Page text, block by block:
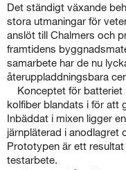
Det ständigt växande
stora utmaningar för
anslöt till Chalmers och
framtidens
samarbete har de nu
återuppladdningsbara
Konceptet för
kolfiber blandats i för att
Inbäddat i mixen ligger
järnpläterad i anodlagret
Prototypen är ett
testarbete.